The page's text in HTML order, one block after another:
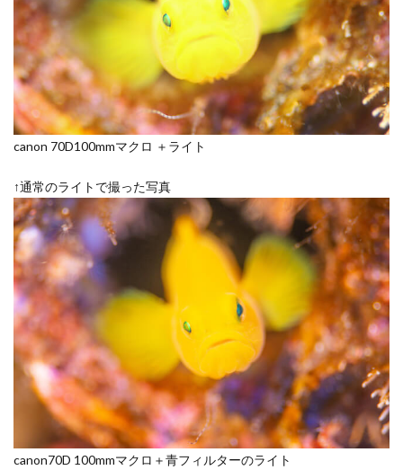
canon 70D100mmマクロ ＋ライト
↑通常のライトで撮った写真
canon70D 100mmマクロ＋青フィルターのライト